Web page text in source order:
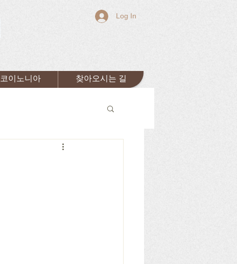
Log In
코이노니아 찾아오시는 길